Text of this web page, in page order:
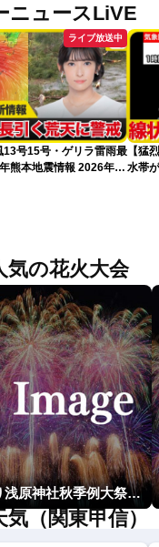
ニュースLiVE
ライブ放送中
13号15号・ゲリラ雷雨最
熊本地震情報 2026年8
【猛
水帯
気の花火大会
片貝まつり浅原神社秋季例大祭奉納大煙火
（関東甲信）